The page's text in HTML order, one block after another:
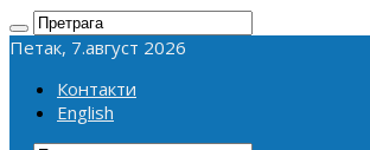
Петак, 7.август 2026
Контакти
English